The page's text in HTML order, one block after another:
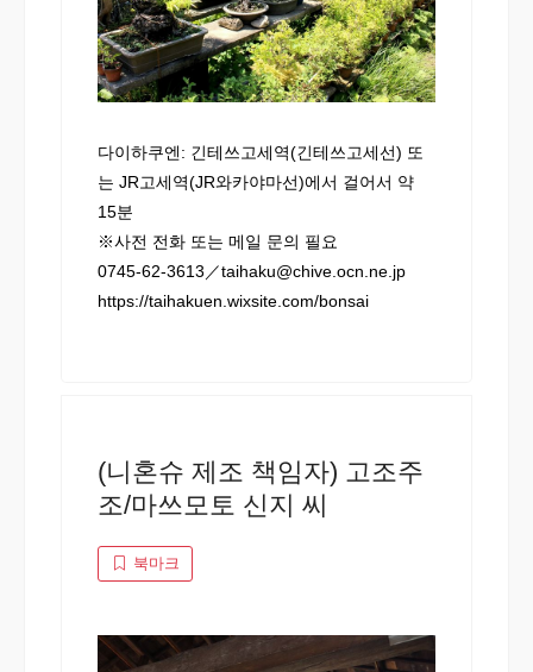
다이하쿠엔: 긴테쓰고세역(긴테쓰고세선) 또
는 JR고세역(JR와카야마선)에서 걸어서 약
15분
※사전 전화 또는 메일 문의 필요
0745-62-3613／taihaku@chive.ocn.ne.jp
https://taihakuen.wixsite.com/bonsai
(니혼슈 제조 책임자) 고조주
조/마쓰모토 신지 씨
북마크